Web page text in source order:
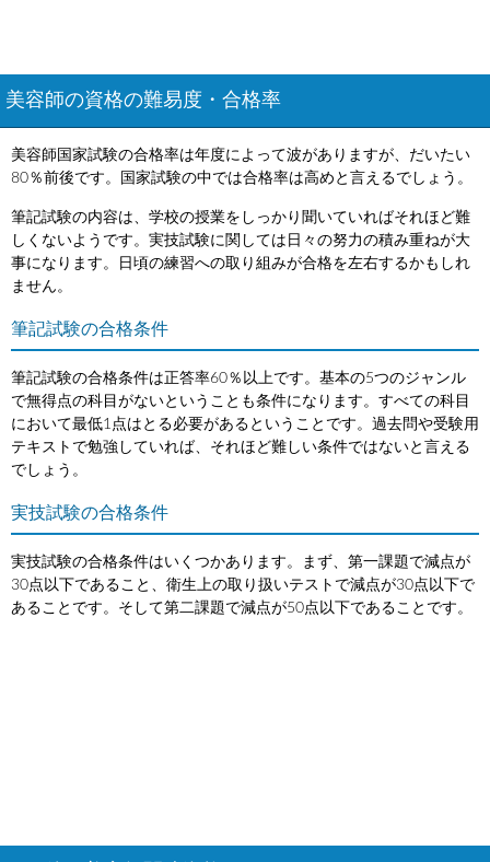
美容師の資格の難易度・合格率
美容師国家試験の合格率は年度によって波がありますが、だいたい
80％前後です。国家試験の中では合格率は高めと言えるでしょう。
筆記試験の内容は、学校の授業をしっかり聞いていればそれほど難
しくないようです。実技試験に関しては日々の努力の積み重ねが大
事になります。日頃の練習への取り組みが合格を左右するかもしれ
ません。
筆記試験の合格条件
筆記試験の合格条件は正答率60％以上です。基本の5つのジャンル
で無得点の科目がないということも条件になります。すべての科目
において最低1点はとる必要があるということです。過去問や受験用
テキストで勉強していれば、それほど難しい条件ではないと言える
でしょう。
実技試験の合格条件
実技試験の合格条件はいくつかあります。まず、第一課題で減点が
30点以下であること、衛生上の取り扱いテストで減点が30点以下で
あることです。そして第二課題で減点が50点以下であることです。